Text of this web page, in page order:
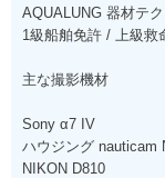
AQUALUNG 器材テ
1級船舶免許 / 上級救
主な撮影機材
Sony α7 IV
ハウジング nauticam
NIKON D810